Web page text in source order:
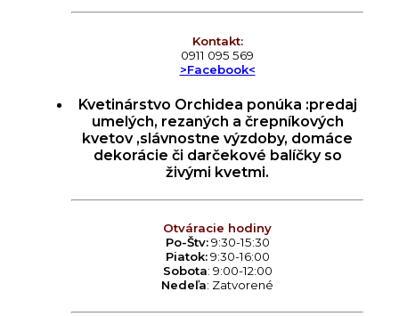
Kontakt:
0911 095 569
>Facebook<
Kvetinárstvo Orchidea ponúka :predaj
umelých, rezaných a črepníkových
kvetov ,slávnostne výzdoby, domáce
dekorácie či darčekové balíčky so
živými kvetmi.
Otváracie hodiny
Po-Štv:9:30-15:30
Piatok:9:30-16:00
Sobota: 9:00-12:00
Nedeľa: Zatvorené